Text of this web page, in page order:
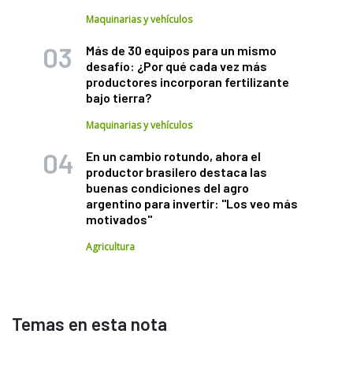
Maquinarias y vehículos
Más de 30 equipos para un mismo
desafío: ¿Por qué cada vez más
productores incorporan fertilizante
bajo tierra?
Maquinarias y vehículos
En un cambio rotundo, ahora el
productor brasilero destaca las
buenas condiciones del agro
argentino para invertir: "Los veo más
motivados"
Agricultura
Temas en esta nota